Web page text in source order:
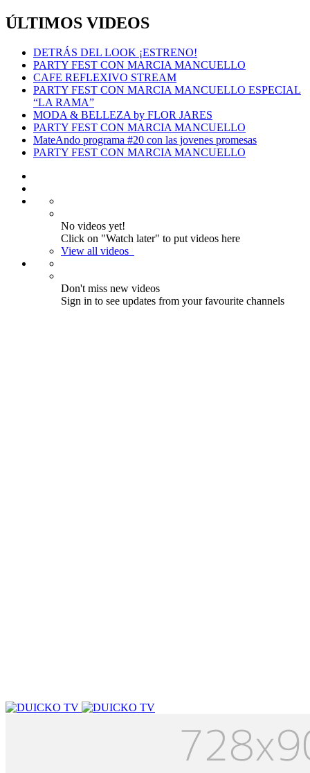
ÚLTIMOS VIDEOS
DETRÁS DEL LOOK ¡ESTRENO!
PARTY FEST CON MARCIA MANCUELLO
CAFE REFLEXIVO STREAM
PARTY FEST CON MARCIA MANCUELLO ESPECIAL
“LA RAMA”
MODA & BELLEZA by FLOR JARES
PARTY FEST CON MARCIA MANCUELLO
MateAndo programa #20 con las jovenes promesas
PARTY FEST CON MARCIA MANCUELLO
No videos yet!
Click on "Watch later" to put videos here
View all videos
Don't miss new videos
Sign in to see updates from your favourite channels